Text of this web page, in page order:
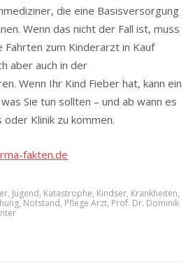
die eine Basisversorgung
Wenn das nicht der Fall ist, muss
Fahrten zum Kinderarzt in Kauf
aber auch in der
Wenn Ihr Kind Fieber hat, kann ein
Sie tun sollten – und ab wann es
Klinik zu kommen.
fakten.de
, Jugend, Katastrophe, Kindser, Krankheiten,
, Notstand, Pflege Arzt, Prof. Dr. Dominik